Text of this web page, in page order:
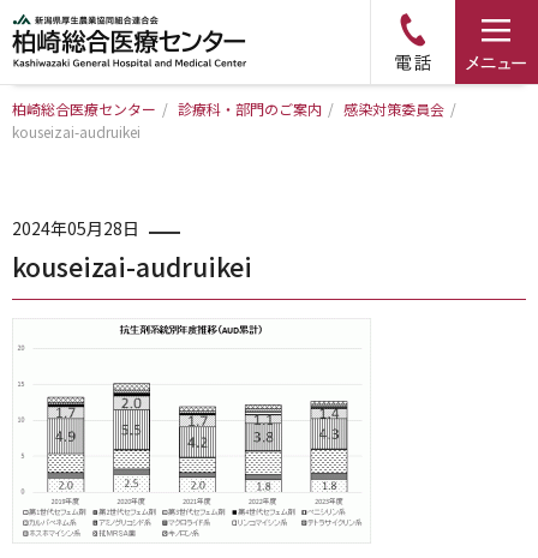
トップページ
診療科・部門のご案内
アクセス
外来のご案内
入院のご案内
柏崎総合医療センター / 診療科・部門のご案内 / 感染対策委員会 /
kouseizai-audruikei
2024年05月28日
kouseizai-audruikei